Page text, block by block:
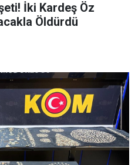
İki Kardeş Öz
Öldürdü